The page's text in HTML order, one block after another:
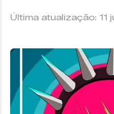
Última atualização: 11